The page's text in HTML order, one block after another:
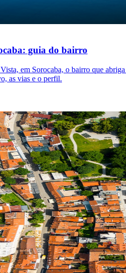
guia do bairro
em Sorocaba, o bairro que
as vias e o perfil.